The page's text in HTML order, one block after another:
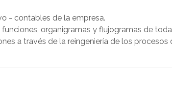
Este y
Contacto
- contables de la empresa.
organigramas y flujogramas de
a través de la reingeniería de los